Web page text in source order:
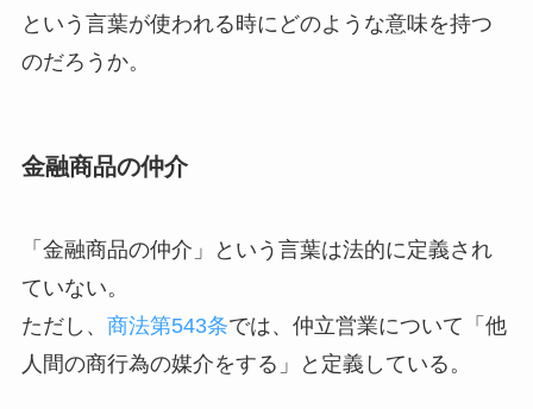
という言葉が使われる時にどのような意味を持つ
のだろうか。
金融商品の仲介
「金融商品の仲介」という言葉は法的に定義され
ていない。
ただし、 商法第543条では、仲立営業について「他
人間の商行為の媒介をする」と定義している。